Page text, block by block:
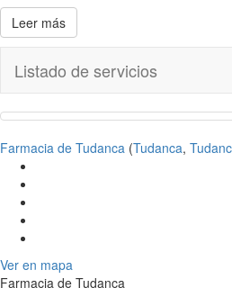
Leer más
Listado de servicios
Farmacia de Tudanca (Tudanca,
Ver en mapa
Farmacia de Tudanca